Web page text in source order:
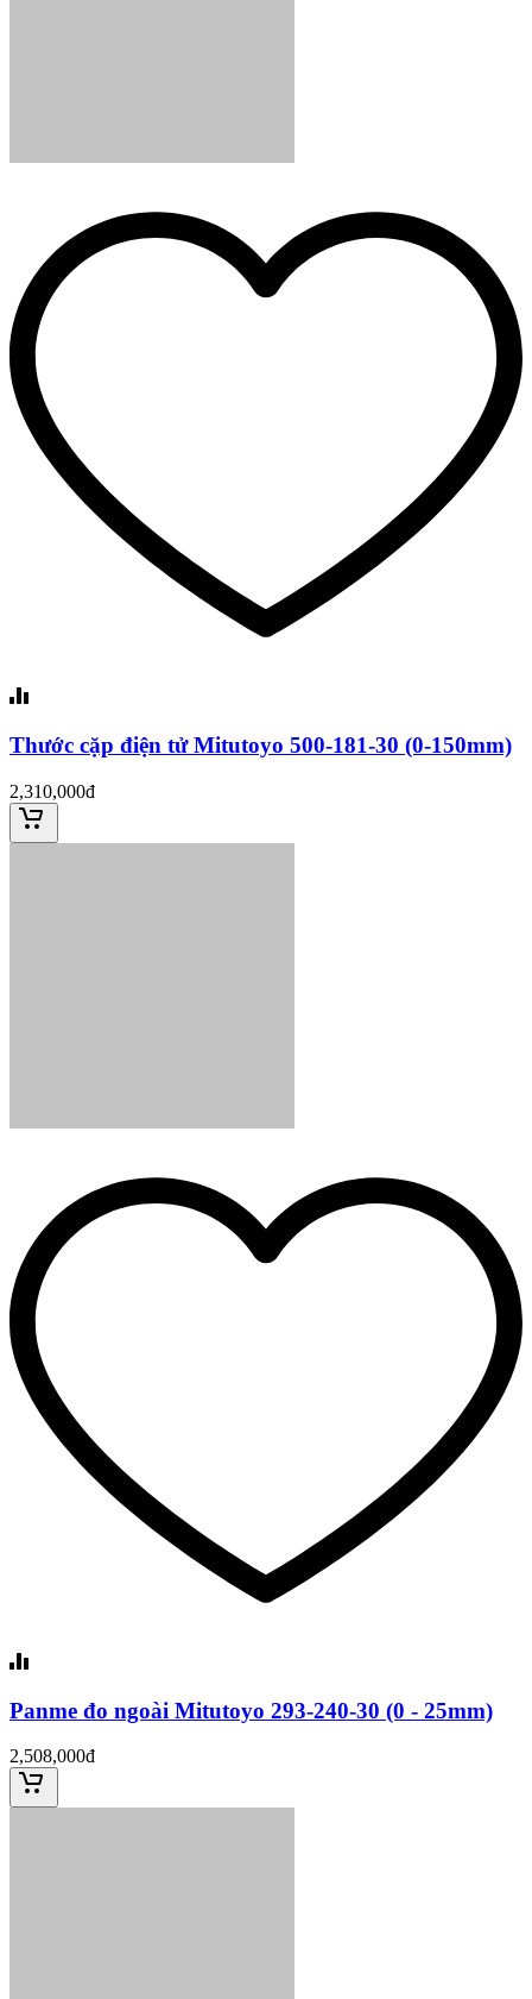
Thước cặp điện tử Mitutoyo 500-181-30 (0-150mm)
2,310,000đ
Panme đo ngoài Mitutoyo 293-240-30 (0 - 25mm)
2,508,000đ